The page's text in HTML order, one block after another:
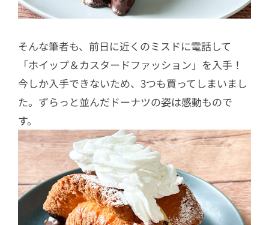
そんな筆者も、前日に近くのミスドに電話して
「ホイップ＆カスタードファッション」を入手！
今しか入手できないため、3つも買ってしまいまし
た。ずらっと並んだドーナツの姿は感動もので
す。